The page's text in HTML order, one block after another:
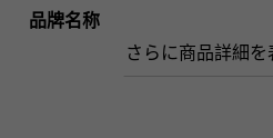
品牌名称
柚木﨑精选珠宝